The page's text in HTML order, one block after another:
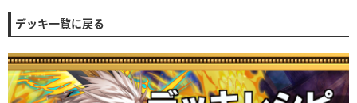
デッキ一覧に戻る